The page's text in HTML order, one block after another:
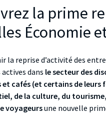
la prime
Économie
la reprise d’activité des
dans le secteur des
cafés (et certains de leurs
de la culture, du
voyageursune nouvelle